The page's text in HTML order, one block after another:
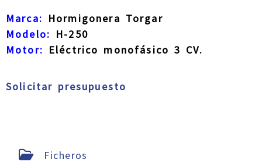
Marca: Hormigonera Torgar
Modelo: H-250
Motor: Eléctrico monofásico 3 CV.
Solicitar presupuesto
Ficheros